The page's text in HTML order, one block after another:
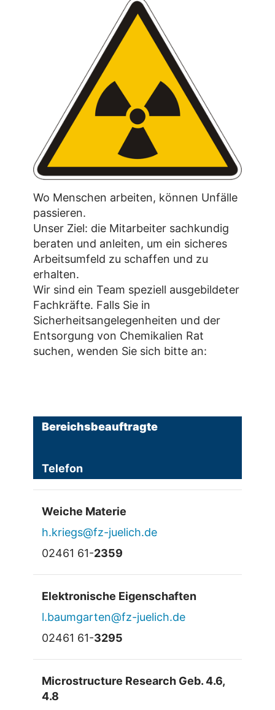
Wo Menschen arbeiten, können Unfälle
passieren.
Unser Ziel: die Mitarbeiter sachkundig
beraten und anleiten, um ein sicheres
Arbeitsumfeld zu schaffen und zu
erhalten.
Wir sind ein Team speziell ausgebildeter
Fachkräfte. Falls Sie in
Sicherheitsangelegenheiten und der
Entsorgung von Chemikalien Rat
suchen, wenden Sie sich bitte an:
Bereichsbeauftragte
Telefon
Weiche Materie
h.kriegs@fz-juelich.de
02461 61-2359
Elektronische Eigenschaften
l.baumgarten@fz-juelich.de
02461 61-3295
Microstructure Research Geb. 4.6,
4.8